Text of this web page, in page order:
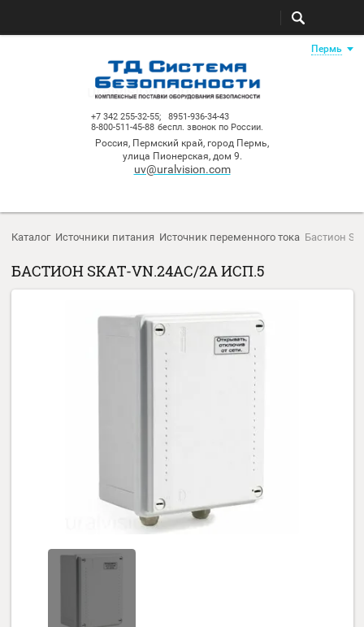
+7 342 255-32-55;
8951-936-34-43
беспл. звонок по России.
8-800-511-45-88
Россия, Пермский край, город Пермь,
улица Пионерская, дом 9.
Каталог Источники питания Источник переменного тока